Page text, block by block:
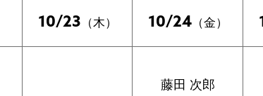
10/23 （木） 10/24（金）
藤田 次郎